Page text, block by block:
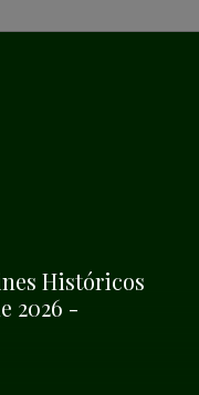
Históricos
2026 -